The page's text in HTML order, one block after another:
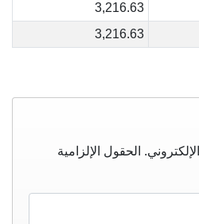
3,216.63
3,216.63
الحقول الإلزامية